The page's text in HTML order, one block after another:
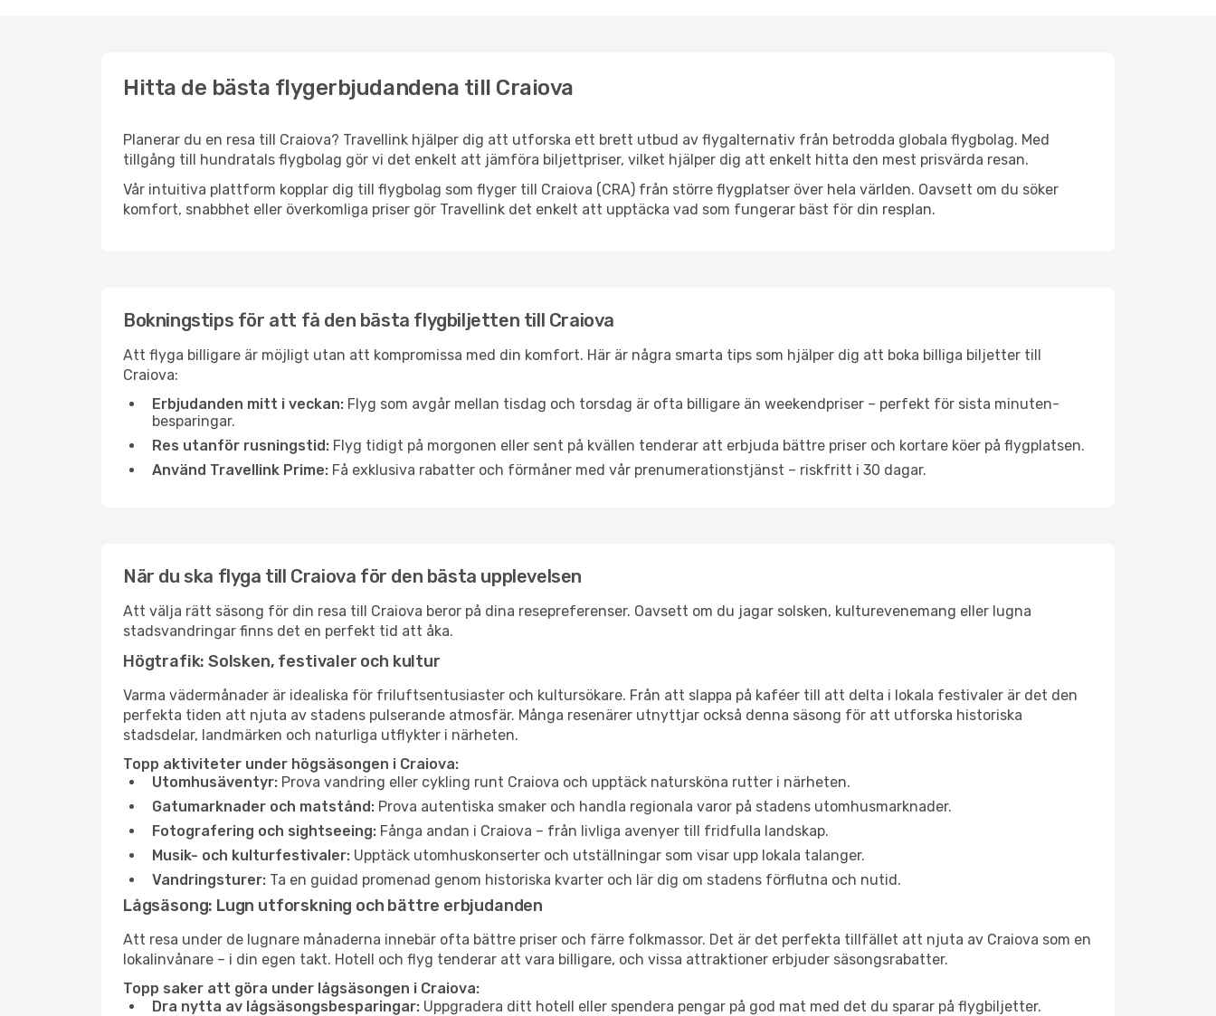
Hitta de bästa flygerbjudandena till Craiova
Planerar du en resa till Craiova? Travellink hjälper dig att utforska ett brett utbud av flygalternativ från betrodda globala flygbolag. Med
tillgång till hundratals flygbolag gör vi det enkelt att jämföra biljettpriser, vilket hjälper dig att enkelt hitta den mest prisvärda resan.
Vår intuitiva plattform kopplar dig till flygbolag som flyger till Craiova (CRA) från större flygplatser över hela världen. Oavsett om du söker
komfort, snabbhet eller överkomliga priser gör Travellink det enkelt att upptäcka vad som fungerar bäst för din resplan.
Bokningstips för att få den bästa flygbiljetten till Craiova
Att flyga billigare är möjligt utan att kompromissa med din komfort. Här är några smarta tips som hjälper dig att boka billiga biljetter till
Craiova:
Erbjudanden mitt i veckan: Flyg som avgår mellan tisdag och torsdag är ofta billigare än weekendpriser – perfekt för sista minuten-
besparingar.
Res utanför rusningstid: Flyg tidigt på morgonen eller sent på kvällen tenderar att erbjuda bättre priser och kortare köer på flygplatsen.
Använd Travellink Prime: Få exklusiva rabatter och förmåner med vår prenumerationstjänst – riskfritt i 30 dagar.
När du ska flyga till Craiova för den bästa upplevelsen
Att välja rätt säsong för din resa till Craiova beror på dina resepreferenser. Oavsett om du jagar solsken, kulturevenemang eller lugna
stadsvandringar finns det en perfekt tid att åka.
Högtrafik: Solsken, festivaler och kultur
Varma vädermånader är idealiska för friluftsentusiaster och kultursökare. Från att slappa på kaféer till att delta i lokala festivaler är det den
perfekta tiden att njuta av stadens pulserande atmosfär. Många resenärer utnyttjar också denna säsong för att utforska historiska
stadsdelar, landmärken och naturliga utflykter i närheten.
Topp aktiviteter under högsäsongen i Craiova:
Utomhusäventyr: Prova vandring eller cykling runt Craiova och upptäck natursköna rutter i närheten.
Gatumarknader och matstånd: Prova autentiska smaker och handla regionala varor på stadens utomhusmarknader.
Fotografering och sightseeing: Fånga andan i Craiova – från livliga avenyer till fridfulla landskap.
Musik- och kulturfestivaler: Upptäck utomhuskonserter och utställningar som visar upp lokala talanger.
Vandringsturer: Ta en guidad promenad genom historiska kvarter och lär dig om stadens förflutna och nutid.
Lågsäsong: Lugn utforskning och bättre erbjudanden
Att resa under de lugnare månaderna innebär ofta bättre priser och färre folkmassor. Det är det perfekta tillfället att njuta av Craiova som en
lokalinvånare – i din egen takt. Hotell och flyg tenderar att vara billigare, och vissa attraktioner erbjuder säsongsrabatter.
Topp saker att göra under lågsäsongen i Craiova:
Dra nytta av lågsäsongsbesparingar: Uppgradera ditt hotell eller spendera pengar på god mat med det du sparar på flygbiljetter.